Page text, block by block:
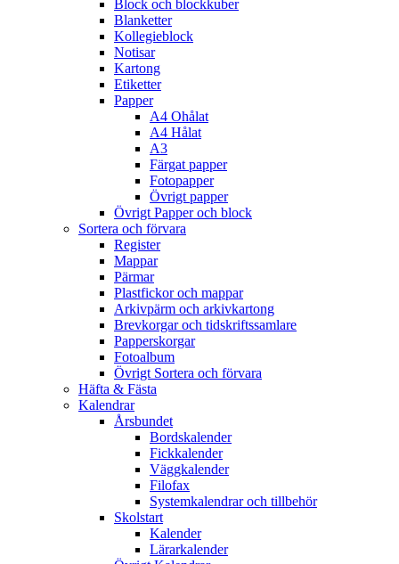
Block och blockkuber
Blanketter
Kollegieblock
Notisar
Kartong
Etiketter
Papper
A4 Ohålat
A4 Hålat
A3
Färgat papper
Fotopapper
Övrigt papper
Övrigt Papper och block
Sortera och förvara
Register
Mappar
Pärmar
Plastfickor och mappar
Arkivpärm och arkivkartong
Brevkorgar och tidskriftssamlare
Papperskorgar
Fotoalbum
Övrigt Sortera och förvara
Häfta & Fästa
Kalendrar
Årsbundet
Bordskalender
Fickkalender
Väggkalender
Filofax
Systemkalendrar och tillbehör
Skolstart
Kalender
Lärarkalender